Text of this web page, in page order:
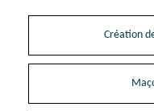
Création